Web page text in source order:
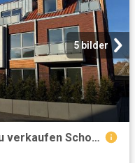
5 bilder
Luxus Apartment mit 110 m2 zu verkaufen Schomakerstr. 62, Lüneburg, Niedersachsen